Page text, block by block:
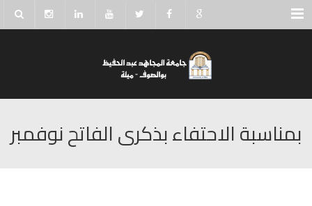
Menu
بمناسبة الاحتفاء بذكرى الفاتح نوفمبر